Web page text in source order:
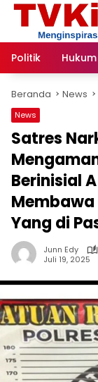
Langsung
Politik
Hukum
Beranda News
News
Satres
Berinisial
Membawa
Yang di
Junn Edy
Juli 19, 2025